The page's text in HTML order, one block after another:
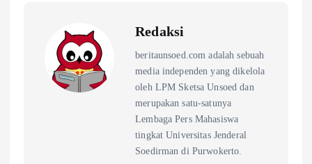
Redaksi
beritaunsoed.com adalah sebuah
media independen yang dikelola
oleh LPM Sketsa Unsoed dan
merupakan satu-satunya
Lembaga Pers Mahasiswa
tingkat Universitas Jenderal
Soedirman di Purwokerto.